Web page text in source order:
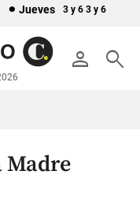
Jueves 3 y 6 3 y 6
person search
Madre